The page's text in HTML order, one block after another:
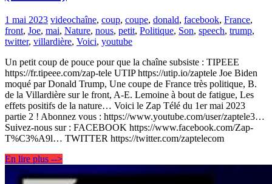
1 mai 2023 videochaîne, coup, coupe, donald, facebook, France,
front, Joe, mai, Nature, nous, petit, Politique, Son, speech, trump,
twitter, villardière, Voici, youtube
Un petit coup de pouce pour que la chaîne subsiste : TIPEEE
https://fr.tipeee.com/zap-tele UTIP https://utip.io/zaptele Joe Biden
moqué par Donald Trump, Une coupe de France très politique, B.
de la Villardière sur le front, A-E. Lemoine à bout de fatigue, Les
effets positifs de la nature… Voici le Zap Télé du 1er mai 2023
partie 2 ! Abonnez vous : https://www.youtube.com/user/zaptele3…
Suivez-nous sur : FACEBOOK https://www.facebook.com/Zap-
T%C3%A9l… TWITTER https://twitter.com/zaptelecom
En lire plus -->